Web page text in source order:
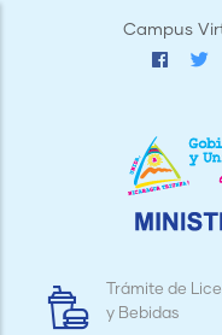
Campus
Trámite de
y Bebidas